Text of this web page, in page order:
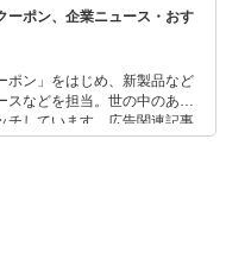
ーポン、企業ニュース・おす
ポン」をはじめ、新製品など
スなどを担当。世の中のあら
チしています。広告関連記事
見を活かし商品販促のプラン